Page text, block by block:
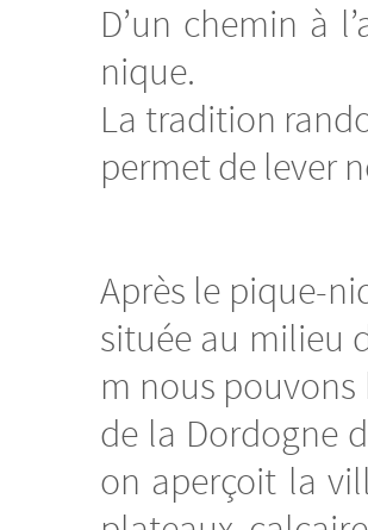
D’un chemin à
nique.
La tradition
permet de lever
Après le pique-
située au milieu
m nous pouvons
de la Dordogne
on aperçoit la